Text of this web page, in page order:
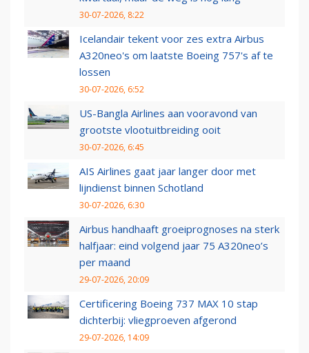
30-07-2026, 8:22
Icelandair tekent voor zes extra Airbus
A320neo's om laatste Boeing 757's af te
lossen
30-07-2026, 6:52
US-Bangla Airlines aan vooravond van
grootste vlootuitbreiding ooit
30-07-2026, 6:45
AIS Airlines gaat jaar langer door met
lijndienst binnen Schotland
30-07-2026, 6:30
Airbus handhaaft groeiprognoses na sterk
halfjaar: eind volgend jaar 75 A320neo’s
per maand
29-07-2026, 20:09
Certificering Boeing 737 MAX 10 stap
dichterbij: vliegproeven afgerond
29-07-2026, 14:09